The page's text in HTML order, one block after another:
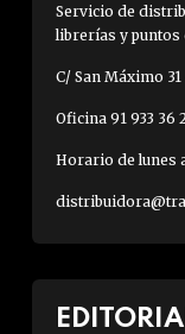
Servicio de
librerías y puntos
C/ San Máximo
Oficina 91 933 36
Horario de lunes